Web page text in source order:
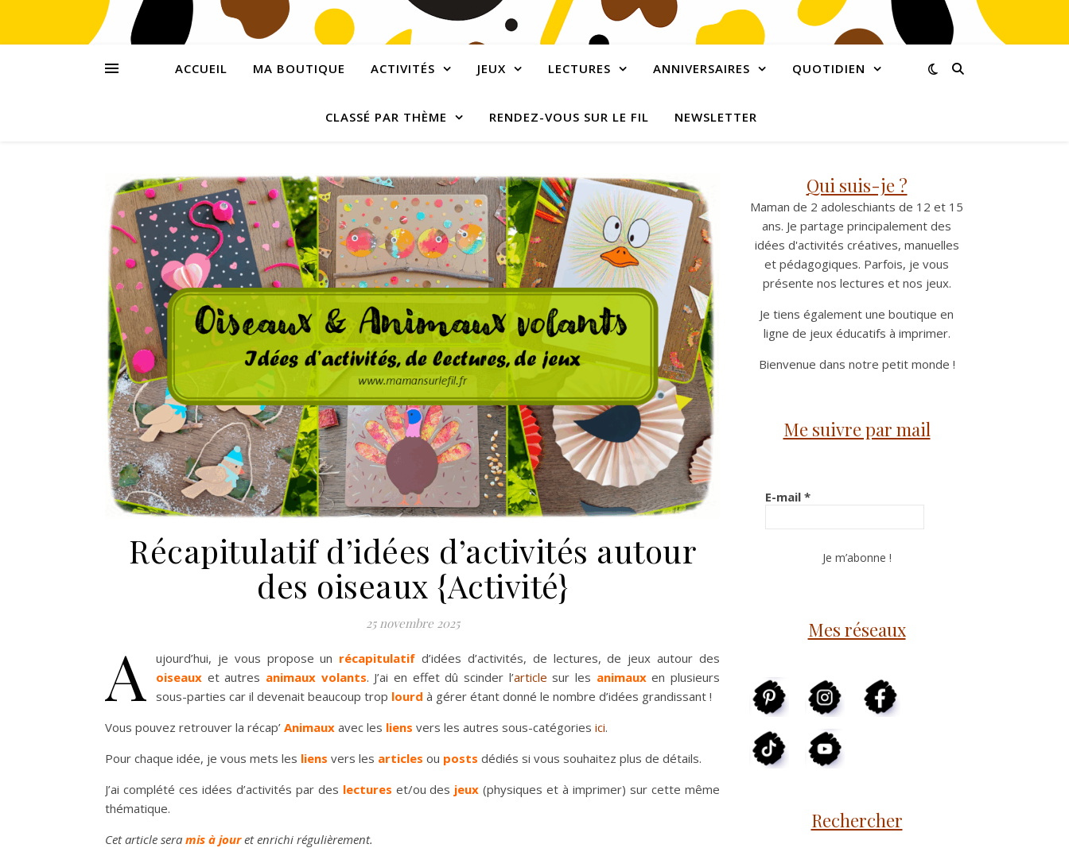
ACCUEIL MA BOUTIQUE ACTIVITÉS JEUX LECTURES ANNIVERSAIRES QUOTIDIEN
CLASSÉ PAR THÈME RENDEZ-VOUS SUR LE FIL NEWSLETTER
Récapitulatif d’idées d’activités autour
des oiseaux {Activité}
25 novembre 2025
A ujourd’hui, je vous propose un récapitulatif d’idées d’activités, de lectures, de jeux autour des
oiseaux et autres animaux volants. J’ai en effet dû scinder l’article sur les animaux en plusieurs
sous-parties car il devenait beaucoup trop lourd à gérer étant donné le nombre d’idées grandissant !
Vous pouvez retrouver la récap’ Animaux avec les liens vers les autres sous-catégories ici.
Pour chaque idée, je vous mets les liens vers les articles ou posts dédiés si vous souhaitez plus de détails.
J’ai complété ces idées d’activités par des lectures et/ou des jeux (physiques et à imprimer) sur cette même
thématique.
Cet article sera mis à jouret enrichi régulièrement.
Qui suis-je ?
Maman de 2 adoleschiants de 12 et 15
ans. Je partage principalement des
idées d'activités créatives, manuelles
et pédagogiques. Parfois, je vous
présente nos lectures et nos jeux.
Je tiens également une boutique en
ligne de jeux éducatifs à imprimer.
Bienvenue dans notre petit monde !
Me suivre par mail
E-mail *
Mes réseaux
Rechercher